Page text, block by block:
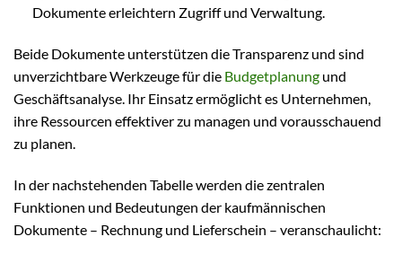
Dokumente erleichtern Zugriff und Verwaltung.
Beide Dokumente unterstützen die Transparenz und sind
unverzichtbare Werkzeuge für die Budgetplanung und
Geschäftsanalyse. Ihr Einsatz ermöglicht es Unternehmen,
ihre Ressourcen effektiver zu managen und vorausschauend
zu planen.
In der nachstehenden Tabelle werden die zentralen
Funktionen und Bedeutungen der kaufmännischen
Dokumente – Rechnung und Lieferschein – veranschaulicht: